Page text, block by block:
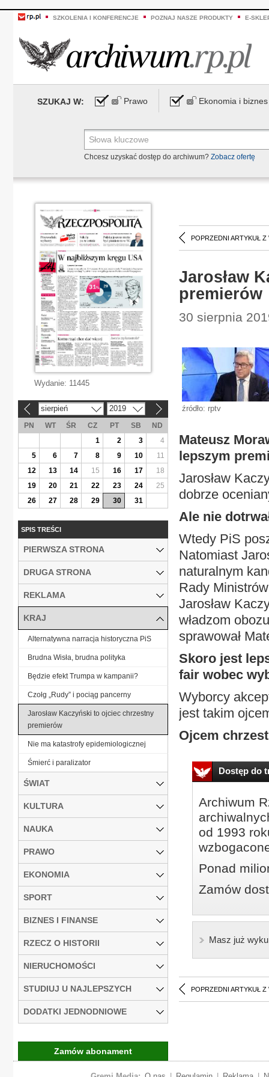
SZKOLENIA I KONFERENCJE POZNAJ NASZE PRODUKTY E-
SZUKAJ W: Prawo Ekonomia i biznes
Chcesz uzyskać dostęp do archiwum? Zobacz ofertę
POPRZEDNI ARTYKUŁ Z
Jarosław
premierów
30 sierpnia
źródło: rptv
Mateusz
lepszym
Jarosław
dobrze
Ale nie
Wtedy PiS
Natomiast
naturalnym
Rady
Jarosław
władzom
sprawował
Skoro jest
fair wobec
Wyborcy
jest takim
Ojcem
Dostęp do
Archiwum
od 1993
Ponad
Zamów
Masz już
POPRZEDNI ARTYKUŁ Z
Wydanie: 11445
sierpień 2019
PN WT ŚR CZ PT SB
ND
1
2 3
4
5
6 7 8 9 10
11
12
13 14 15 16 17
18
19
20 21 22 23 24
25
26
27 28 29 30 31
SPIS TREŚCI
PIERWSZA STRONA
DRUGA STRONA
REKLAMA
KRAJ
Alternatywna narracja historyczna PiS
Brudna Wisła, brudna polityka
Będzie efekt Trumpa w kampanii?
Czołg „Rudy” i pociąg pancerny
Jarosław Kaczyński to ojciec chrzestny
premierów
Nie ma katastrofy epidemiologicznej
Śmierć i paralizator
ŚWIAT
KULTURA
NAUKA
PRAWO
EKONOMIA
SPORT
BIZNES I FINANSE
RZECZ O HISTORII
NIERUCHOMOŚCI
STUDIUJ U NAJLEPSZYCH
DODATKI JEDNODNIOWE
Zamów abonament